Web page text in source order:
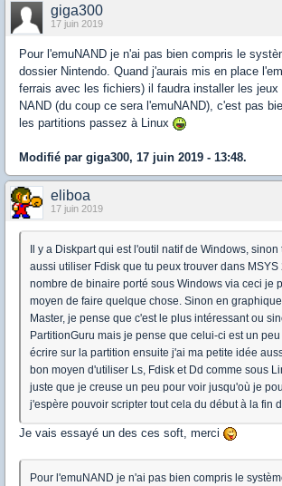
giga300
17 juin 2019
Pour l'emuNAND je n'ai pas bien compris le
dossier Nintendo. Quand j'aurais mis en place
ferrais avec les fichiers) il faudra installer les
NAND (du coup ce sera l'emuNAND), c'est pas
les partitions passez à Linux
Modifié par giga300, 17 juin 2019 - 13:48.
eliboa
17 juin 2019
Il y a Diskpart qui est l'outil natif de Windows,
aussi utiliser Fdisk que tu peux trouver dans MSYS
nombre de binaire porté sous Windows via ceci je
moyen de faire quelque chose. Sinon en
Master, je pense que c'est le plus intéressant ou
PartitionGuru mais je pense que celui-ci est un
écrire sur la partition ensuite j'ai ma petite idée
bon moyen d'utiliser Ls, Fdisk et Dd comme sous
juste que je creuse un peu pour voir jusqu'où je
j'espère pouvoir scripter tout cela du début à la fin
Je vais essayé un des ces soft, merci
Pour l'emuNAND je n'ai pas bien compris le